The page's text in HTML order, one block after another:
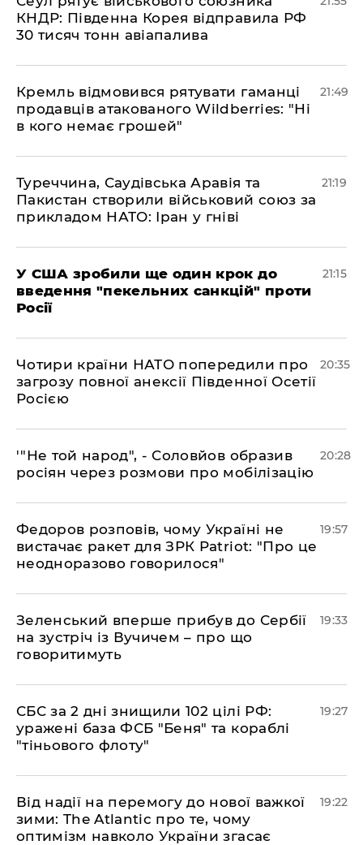
КНДР: Південна Корея відправила РФ
30 тисяч тонн авіапалива
​Кремль відмовився рятувати гаманці
продавців атакованого Wildberries: "Ні
в кого немає грошей"
21:49
​Туреччина, Саудівська Аравія та
Пакистан створили військовий союз за
прикладом НАТО: Іран у гніві
21:19
​У США зробили ще один крок до
введення "пекельних санкцій" проти
Росії
21:15
​Чотири країни НАТО попередили про
загрозу повної анексії Південної Осетії
Росією
20:35
​'"Не той народ", - Соловйов образив
росіян через розмови про мобілізацію
20:28
​Федоров розповів, чому Україні не
вистачає ракет для ЗРК Patriot: "Про це
неодноразово говорилося"
19:57
​Зеленський вперше прибув до Сербії
на зустріч із Вучичем – про що
говоритимуть
19:33
​СБС за 2 дні знищили 102 цілі РФ:
уражені база ФСБ "Беня" та кораблі
"тіньового флоту"
19:27
​Від надії на перемогу до нової важкої
зими: The Atlantic про те, чому
оптимізм навколо України згасає
19:22